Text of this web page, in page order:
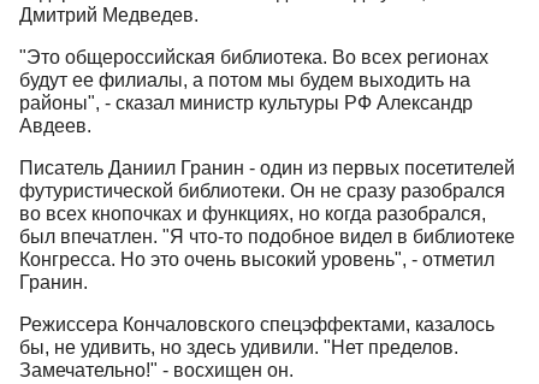
Дмитрий Медведев.
"Это общероссийская библиотека. Во всех регионах
будут ее филиалы, а потом мы будем выходить на
районы", - сказал министр культуры РФ Александр
Авдеев.
Писатель Даниил Гранин - один из первых посетителей
футуристической библиотеки. Он не сразу разобрался
во всех кнопочках и функциях, но когда разобрался,
был впечатлен. "Я что-то подобное видел в библиотеке
Конгресса. Но это очень высокий уровень", - отметил
Гранин.
Режиссера Кончаловского спецэффектами, казалось
бы, не удивить, но здесь удивили. "Нет пределов.
Замечательно!" - восхищен он.